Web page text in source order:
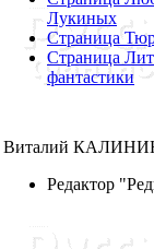
Лукиных
Страница
Страница
фантастики
Виталий
Редактор